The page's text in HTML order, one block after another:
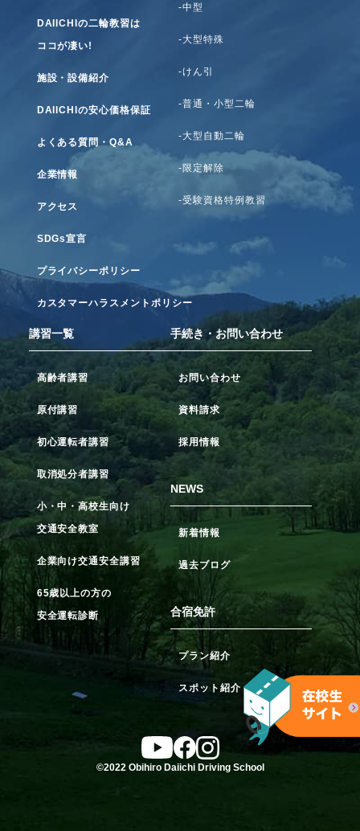
DAIICHIの二輪教習は
ココが凄い!
施設・設備紹介
DAIICHIの安心価格保証
よくある質問・Q&A
企業情報
アクセス
SDGs宣言
プライバシーポリシー
カスタマーハラスメントポリシー
-中型
-大型特殊
-けん引
-普通・小型二輪
-大型自動二輪
-限定解除
-受験資格特例教習
講習一覧
高齢者講習
原付講習
初心運転者講習
取消処分者講習
小・中・高校生向け
交通安全教室
企業向け交通安全講習
65歳以上の方の
安全運転診断
手続き・お問い合わせ
お問い合わせ
資料請求
採用情報
NEWS
新着情報
過去ブログ
合宿免許
プラン紹介
スポット紹介
©2022 Obihiro Daiichi Driving School